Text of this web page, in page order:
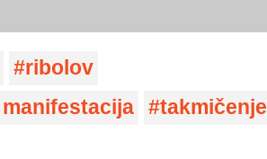
ribolov
takmičenje